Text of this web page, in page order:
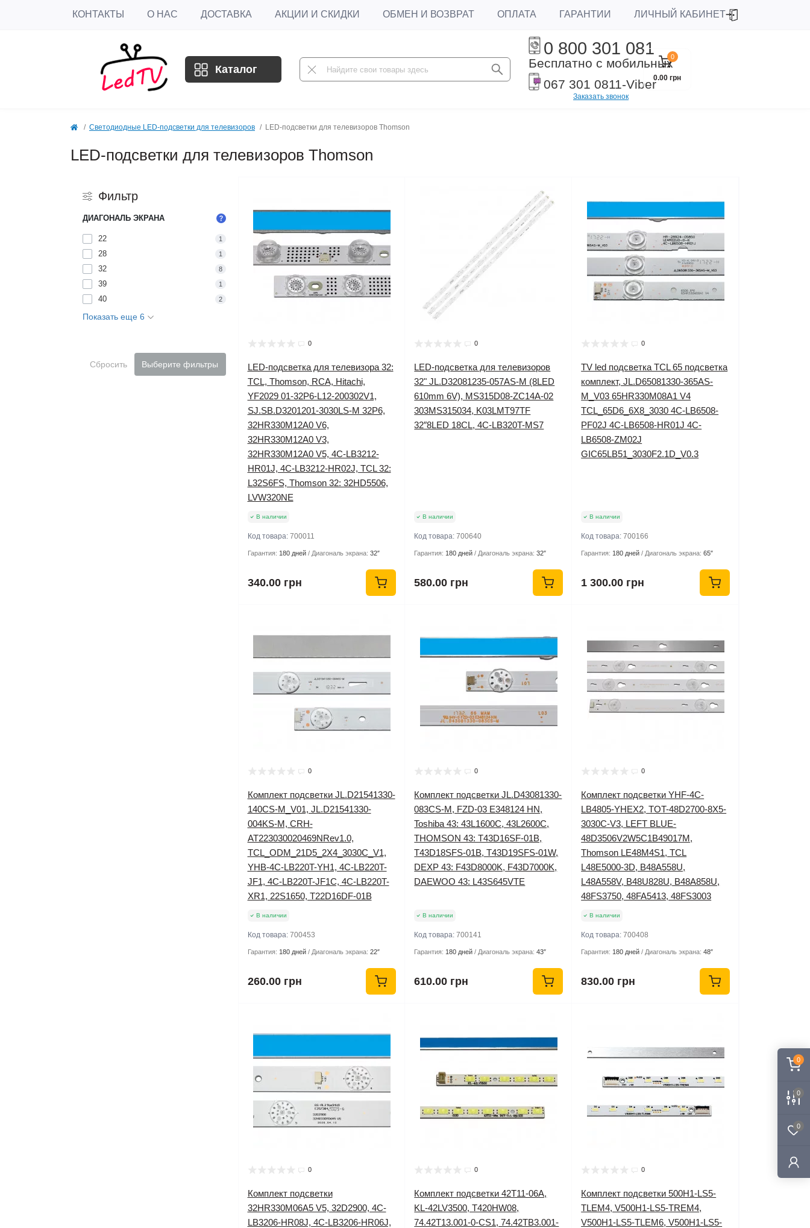
0
0
0
КОНТАКТЫ О НАС ДОСТАВКА АКЦИИ И СКИДКИ ОБМЕН И ВОЗВРАТ ОПЛАТА ГАРАНТИИ ЛИЧНЫЙ КАБИНЕТ
Каталог
0 800 301 081
Бесплатно с мобильных
067 301 0811-Viber
Заказать звонок
0
0.00 грн
Светодиодные LED-подсветки для телевизоров LED-подсветки для телевизоров Thomson
LED-подсветки для телевизоров Thomson
Фильтр
ДИАГОНАЛЬ ЭКРАНА
22 1
28 1
32 8
39 1
40 2
Показать еще 6
Сбросить Выберите фильтры
0
LED-подсветка для телевизора 32:
TCL, Thomson, RCA, Hitachi,
YF2029 01-32P6-L12-200302V1,
SJ.SB.D3201201-3030LS-M 32P6,
32HR330M12A0 V6,
32HR330M12A0 V3,
32HR330M12A0 V5, 4C-LB3212-
HR01J, 4C-LB3212-HR02J, TCL 32:
L32S6FS, Thomson 32: 32HD5506,
LVW320NE
В наличии
Код товара: 700011
Гарантия: 180 дней Диагональ экрана: 32″
340.00 грн
0
LED-подсветка для телевизоров
32" JL.D32081235-057AS-M (8LED
610mm 6V), MS315D08-ZC14A-02
303MS315034, K03LMT97TF
32″8LED 18CL, 4C-LB320T-MS7
В наличии
Код товара:700640
Гарантия: 180 дней Диагональ экрана: 32″
580.00 грн
0
TV led подсветка TCL 65 подсветка
комплект, JL.D65081330-365AS-
M_V03 65HR330M08A1 V4
TCL_65D6_6X8_3030 4C-LB6508-
PF02J 4C-LB6508-HR01J 4C-
LB6508-ZM02J
GIC65LB51_3030F2.1D_V0.3
В наличии
Код товара:700166
Гарантия: 180 дней Диагональ экрана: 65″
1 300.00 грн
0
Комплект подсветки JL.D21541330-
140CS-M_V01, JL.D21541330-
004KS-M, CRH-
AT223030020469NRev1.0,
TCL_ODM_21D5_2X4_3030C_V1,
YHB-4C-LB220T-YH1, 4C-LB220T-
JF1, 4C-LB220T-JF1C, 4C-LB220T-
XR1, 22S1650, T22D16DF-01B
В наличии
Код товара: 700453
Гарантия: 180 дней Диагональ экрана: 22″
260.00 грн
0
Комплект подсветки JL.D43081330-
083CS-M, FZD-03 E348124 HN,
Toshiba 43: 43L1600C, 43L2600C,
THOMSON 43: T43D16SF-01B,
T43D18SFS-01B, T43D19SFS-01W,
DEXP 43: F43D8000K, F43D7000K,
DAEWOO 43: L43S645VTE
В наличии
Код товара:700141
Гарантия: 180 дней Диагональ экрана: 43″
610.00 грн
0
Комплект подсветки YHF-4C-
LB4805-YHEX2, TOT-48D2700-8X5-
3030C-V3, LEFT BLUE-
48D3506V2W5C1B49017M,
Thomson LE48M4S1, TCL
L48E5000-3D, B48A558U,
L48A558V, B48U828U, B48A858U,
48FS3750, 48FA5413, 48FS3003
В наличии
Код товара:700408
Гарантия: 180 дней Диагональ экрана: 48″
830.00 грн
0
Комплект подсветки
32HR330M06A5 V5, 32D2900, 4C-
LB3206-HR08J, 4C-LB3206-HR06J,
0
Комплект подсветки 42T11-06A,
KL-42LV3500, T420HW08,
74.42T13.001-0-CS1, 74.42TB3.001-
0
Комплект подсветки 500H1-LS5-
TLEM4, V500H1-LS5-TREM4,
V500H1-LS5-TLEM6, V500H1-LS5-